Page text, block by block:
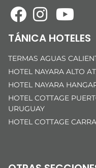
TÁNICA HOTELES
TERMAS AGUAS
HOTEL NAYARA ALTO
HOTEL NAYARA
HOTEL COTTAGE
URUGUAY
HOTEL COTTAGE